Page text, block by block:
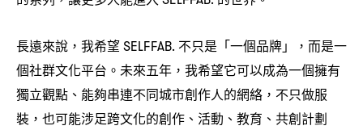
長遠來說 ， 我希望SELFFAB. 不只是「一個品牌」 ， 而是一
個社群文化平台。未來五年 ， 我希望它可以成為一個擁有
獨立觀點、能夠串連不同城市創作人的網絡 ， 不只做服
裝 ， 也可能涉足跨文化的創作、活動、教育、共創計劃